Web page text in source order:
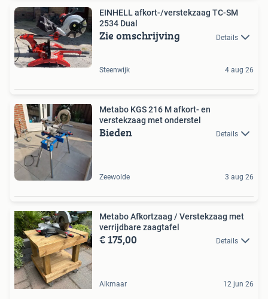
EINHELL afkort-/verstekzaag TC-SM
2534 Dual
Zie omschrijving Details
Steenwijk 4 aug 26
Metabo KGS 216 M afkort- en
verstekzaag met onderstel
Bieden Details
Zeewolde 3 aug 26
Metabo Afkortzaag / Verstekzaag met
verrijdbare zaagtafel
€ 175,00 Details
Alkmaar 12 jun 26